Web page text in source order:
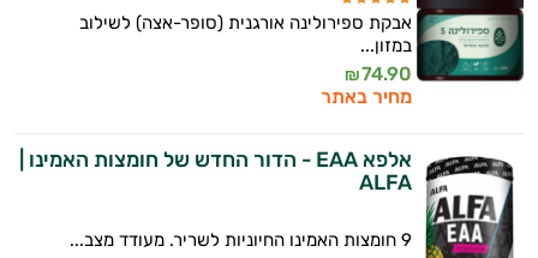
אבקת ספירולינה אורגנית (סופר-אצה) לשילוב
במזון...
74.90
₪
מחיר באתר
אלפא EAA - הדור החדש של חומצות האמינו |
ALFA
9 חומצות האמינו החיוניות לשריר. מעודד מצב...